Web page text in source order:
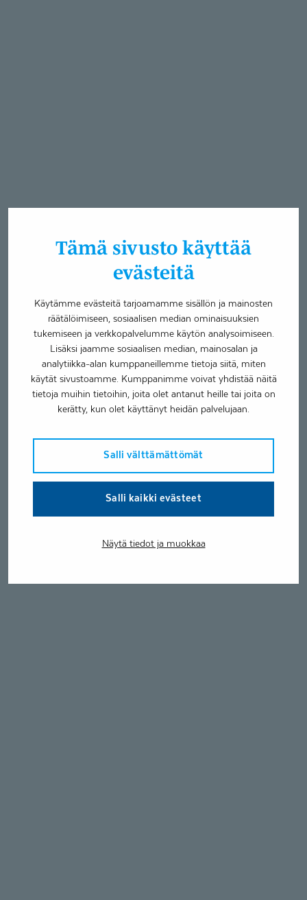
Tämä sivusto käyttää
evästeitä
Käytämme evästeitä tarjoamamme sisällön ja mainosten
räätälöimiseen, sosiaalisen median ominaisuuksien
tukemiseen ja verkkopalvelumme käytön analysoimiseen.
Lisäksi jaamme sosiaalisen median, mainosalan ja
analytiikka-alan kumppaneillemme tietoja siitä, miten
käytät sivustoamme. Kumppanimme voivat yhdistää näitä
tietoja muihin tietoihin, joita olet antanut heille tai joita on
kerätty, kun olet käyttänyt heidän palvelujaan.
Salli välttämättömät
Salli kaikki evästeet
Näytä tiedot ja muokkaa